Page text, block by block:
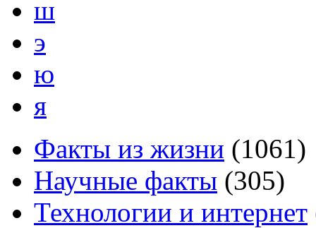
ш
э
ю
я
Факты из жизни (1061)
Научные факты (305)
Технологии и интернет